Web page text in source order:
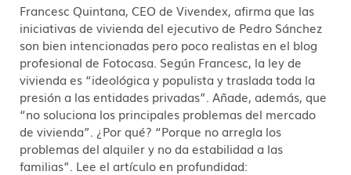
Francesc Quintana, CEO de Vivendex, afirma que las
iniciativas de vivienda del ejecutivo de Pedro Sánchez
son bien intencionadas pero poco realistas en el blog
profesional de Fotocasa. Según Francesc, la ley de
vivienda es “ideológica y populista y traslada toda la
presión a las entidades privadas”. Añade, además, que
“no soluciona los principales problemas del mercado
de vivienda”. ¿Por qué? “Porque no arregla los
problemas del alquiler y no da estabilidad a las
familias”. Lee el artículo en profundidad: